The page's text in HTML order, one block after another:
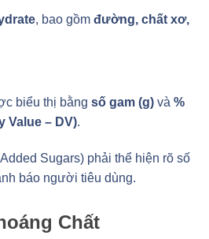
, bao gồm đường, chất xơ,
biểu thị bằng số gam (g) và %
Value – DV).
Sugars) phải thể hiện rõ số
báo người tiêu dùng.
Chất